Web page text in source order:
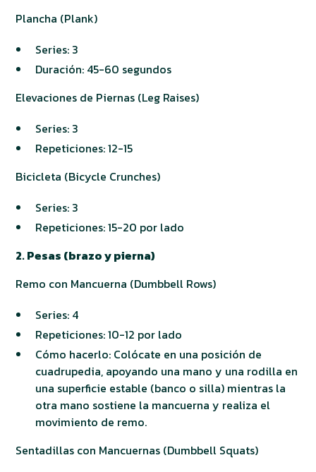
Plancha (Plank)
Series: 3
Duración: 45-60 segundos
Elevaciones de Piernas (Leg Raises)
Series: 3
Repeticiones: 12-15
Bicicleta (Bicycle Crunches)
Series: 3
Repeticiones: 15-20 por lado
2. Pesas (brazo y pierna)
Remo con Mancuerna (Dumbbell Rows)
Series: 4
Repeticiones: 10-12 por lado
Cómo hacerlo: Colócate en una posición de
cuadrupedia, apoyando una mano y una rodilla en
una superficie estable (banco o silla) mientras la
otra mano sostiene la mancuerna y realiza el
movimiento de remo.
Sentadillas con Mancuernas (Dumbbell Squats)